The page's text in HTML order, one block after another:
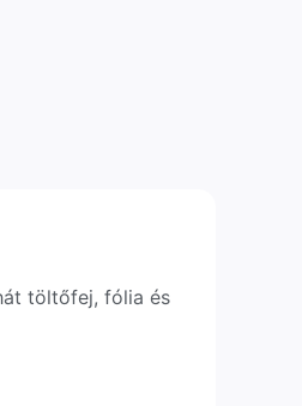
töltőfej, fólia és